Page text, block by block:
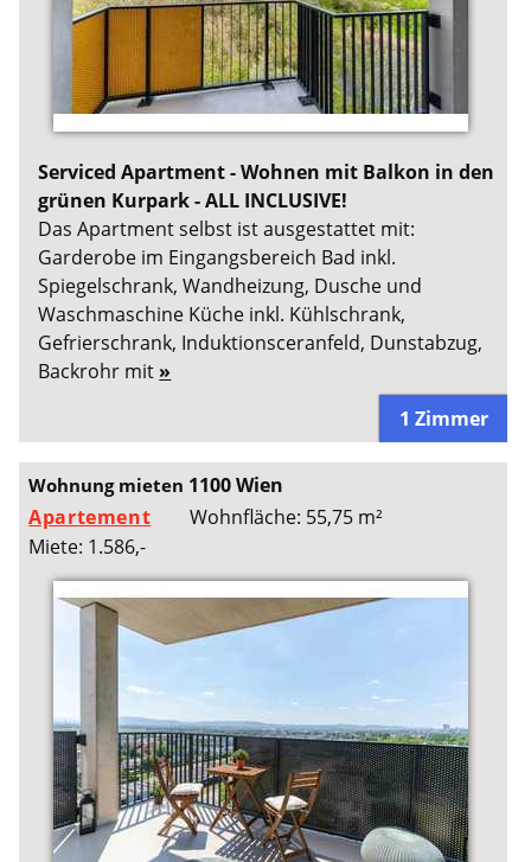
Serviced Apartment - Wohnen mit Balkon in den
grünen Kurpark - ALL INCLUSIVE!
Das Apartment selbst ist ausgestattet mit:
Garderobe im Eingangsbereich Bad inkl.
Spiegelschrank, Wandheizung, Dusche und
Waschmaschine Küche inkl. Kühlschrank,
Gefrierschrank, Induktionsceranfeld, Dunstabzug,
Backrohr mit »
1 Zimmer
Wohnung mieten 1100 Wien
Apartement
Wohnfläche: 55,75 m²
Miete: 1.586,-